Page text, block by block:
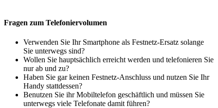
Fragen zum Telefoniervolumen
Verwenden Sie Ihr Smartphone als Festnetz-Ersatz solange
Sie unterwegs sind?
Wollen Sie hauptsächlich erreicht werden und telefonieren Sie
nur ab und zu?
Haben Sie gar keinen Festnetz-Anschluss und nutzen Sie Ihr
Handy stattdessen?
Benutzen Sie ihr Mobiltelefon geschäftlich und müssen Sie
unterwegs viele Telefonate damit führen?